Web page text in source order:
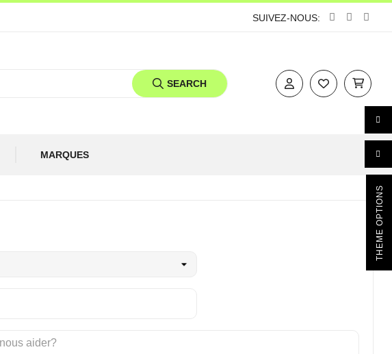
SUIVEZ-NOUS:
SEARCH
MARQUES
THEME OPTIONS